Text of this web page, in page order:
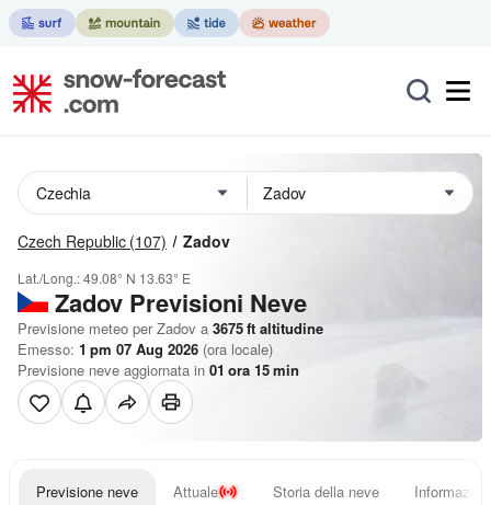
Czech Republic (107) Zadov
Lat./Long.:49.08° N 13.63° E
Zadov Previsioni Neve
Previsione meteo per Zadov a 3675ft altitudine
Emesso: 1 pm 07 Aug 2026 (ora locale)
Previsione neve aggiornata in 01 ora 15min
Previsione neve Attuale Storia della neve